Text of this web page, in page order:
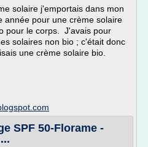
solaire j'emportais dans mon
année pour une crème solaire
pour le corps. J'avais pour
solaires non bio ; c'était donc
une crème solaire bio.
SPF 50-Florame -